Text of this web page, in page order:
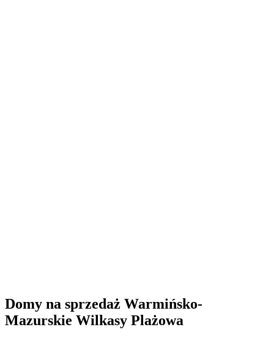
Domy na sprzedaż Warmińsko-
Mazurskie Wilkasy Plażowa